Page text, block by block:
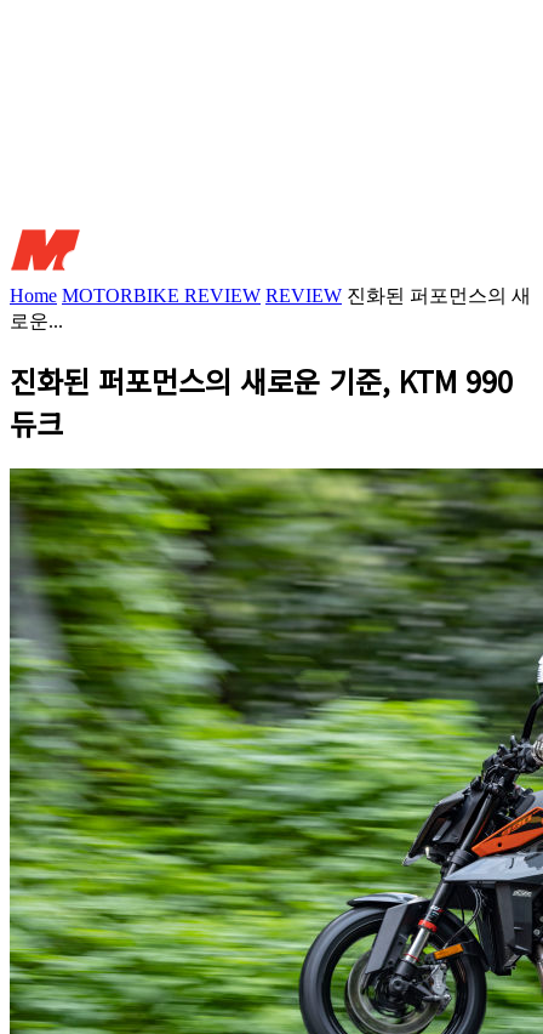
Home MOTORBIKE REVIEW REVIEW 진화된 퍼포먼스의 새
로운...
진화된 퍼포먼스의 새로운 기준, KTM 990
듀크